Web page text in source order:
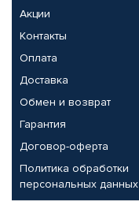
Акции
Контакты
Оплата
Доставка
Обмен и возврат
Гарантия
Договор-оферта
Политика обработки
персональных данных